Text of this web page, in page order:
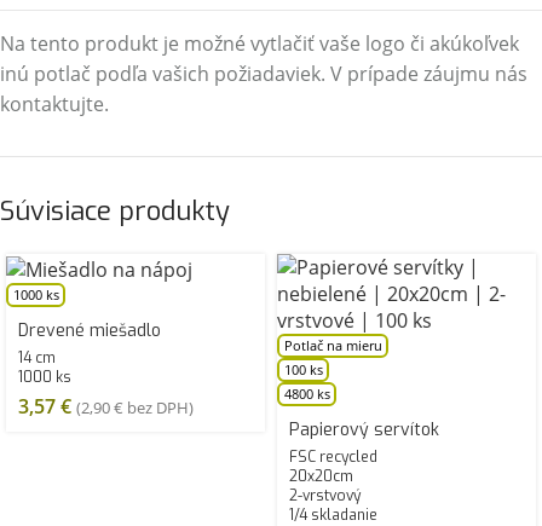
Na tento produkt je možné vytlačiť vaše logo či akúkoľvek
inú potlač podľa vašich požiadaviek. V prípade záujmu nás
kontaktujte.
Súvisiace produkty
1000 ks
Drevené miešadlo
14 cm
1000 ks
3,57€ (2,90€ bez DPH)
Potlač na mieru
100 ks
4800 ks
Papierový servítok
FSC recycled
20x20cm
2-vrstvový
1/4 skladanie